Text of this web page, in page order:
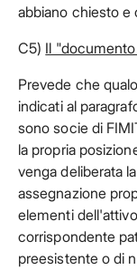
abbiano chiesto e
C5) Il
Prevede che
indicati al
sono socie di
la propria
venga deliberata
assegnazione
elementi
corrispondente
preesistente o di